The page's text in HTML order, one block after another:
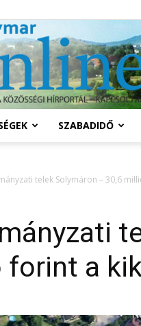
SZABADIDŐ
telek Solymáron – 30,6
forint a